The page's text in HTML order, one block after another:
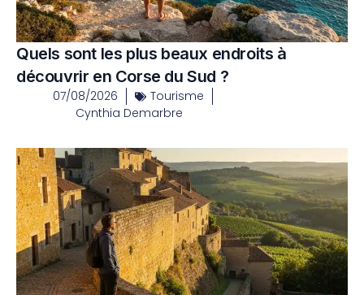
Quels sont les plus beaux endroits à
découvrir en Corse du Sud ?
07/08/2026
Tourisme
Cynthia Demarbre